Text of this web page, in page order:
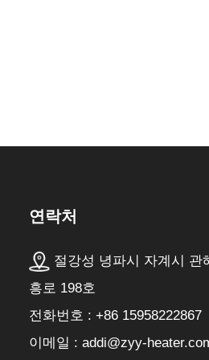
연락처
절강성 녕파시 자계시 관
흥로 198호
전화번호 : +86 15958222867
이메일 : addi@zyy-